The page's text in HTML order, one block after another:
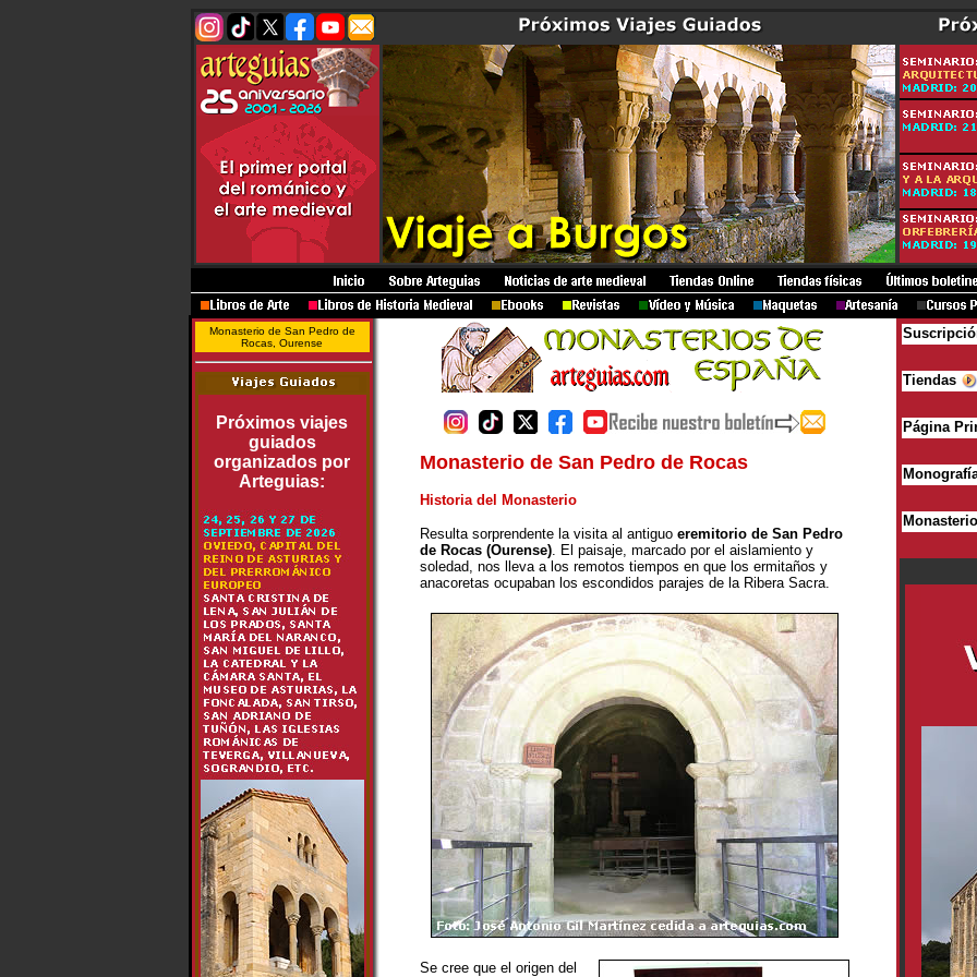
Monasterio de San Pedro de
Rocas, Ourense
Próximos viajes
guiados
organizados por
Arteguias:
Monasterio de San Pedro de Rocas
Historia del Monasterio
Resulta sorprendente la visita al antiguo eremitorio de San Pedro
de Rocas (Ourense). El paisaje, marcado por el aislamiento y
soledad, nos lleva a los remotos tiempos en que los ermitaños y
anacoretas ocupaban los escondidos parajes de la Ribera Sacra.
Se cree que el origen del
Tiendas
Página